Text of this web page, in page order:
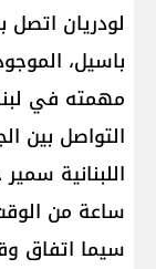
لودريان اتصل
باسيل،
مهمته في
التواصل بين
اللبنانية
ساعة من
سيما اتفاق